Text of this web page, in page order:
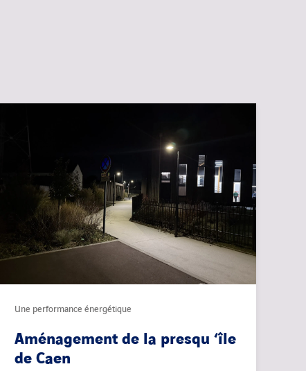
Une performance énergétique
Aménagement de la presqu ‘île
de Caen